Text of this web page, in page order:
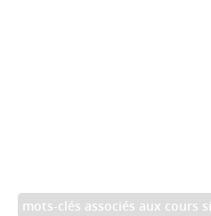
mots-clés associés aux cours